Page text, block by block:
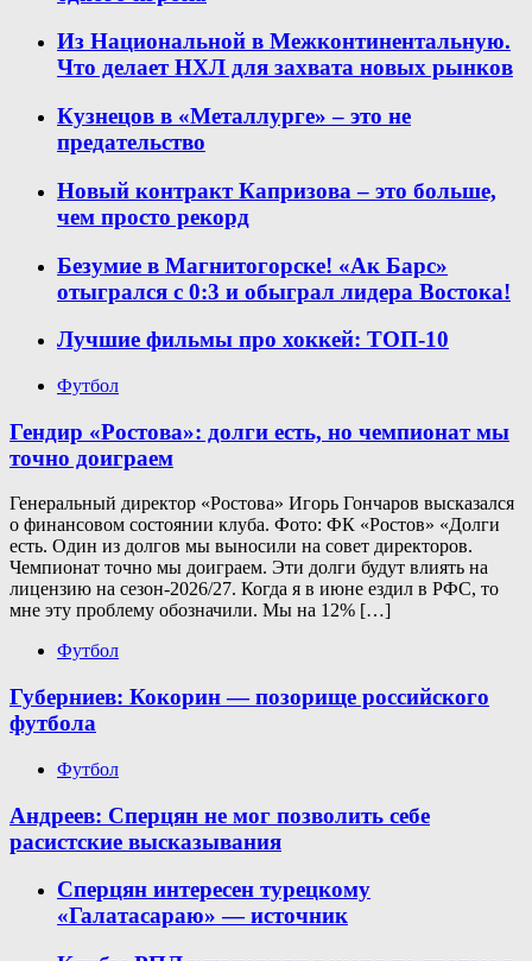
Из Национальной в Межконтинентальную.
Что делает НХЛ для захвата новых рынков
Кузнецов в «Металлурге» – это не
предательство
Новый контракт Капризова – это больше,
чем просто рекорд
Безумие в Магнитогорске! «Ак Барс»
отыгрался с 0:3 и обыграл лидера Востока!
Лучшие фильмы про хоккей: ТОП-10
Футбол
Гендир «Ростова»: долги есть, но чемпионат мы
точно доиграем
Генеральный директор «Ростова» Игорь Гончаров высказался
о финансовом состоянии клуба. Фото: ФК «Ростов» «Долги
есть. Один из долгов мы выносили на совет директоров.
Чемпионат точно мы доиграем. Эти долги будут влиять на
лицензию на сезон-2026/27. Когда я в июне ездил в РФС, то
мне эту проблему обозначили. Мы на 12% […]
Футбол
Губерниев: Кокорин — позорище российского
футбола
Футбол
Андреев: Сперцян не мог позволить себе
расистские высказывания
Сперцян интересен турецкому
«Галатасараю» — источник